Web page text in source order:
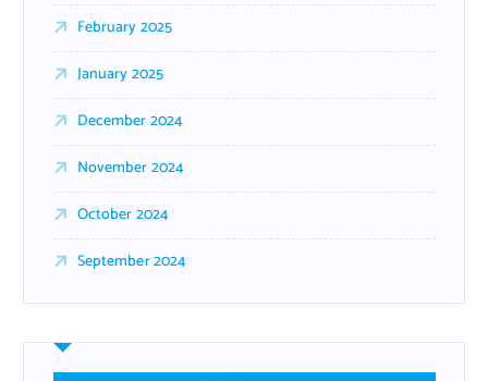
February 2025
January 2025
December 2024
November 2024
October 2024
September 2024